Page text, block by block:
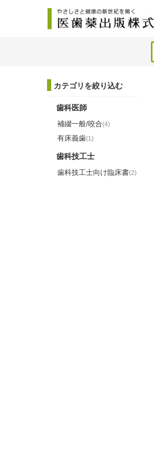
カテゴリを絞り込む
歯科医師
補綴一般/咬合(4)
有床義歯(1)
歯科技工士
歯科技工士向け臨床書(2)